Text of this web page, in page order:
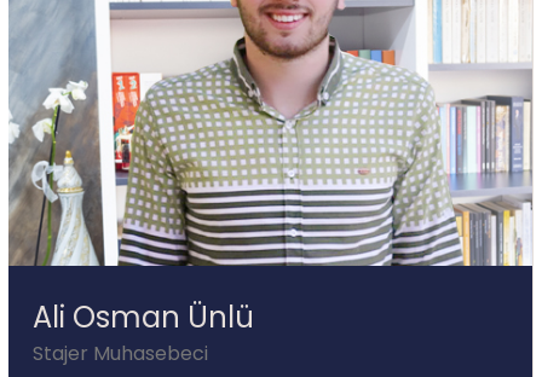
Ali Osman Ünlü
Stajer Muhasebeci